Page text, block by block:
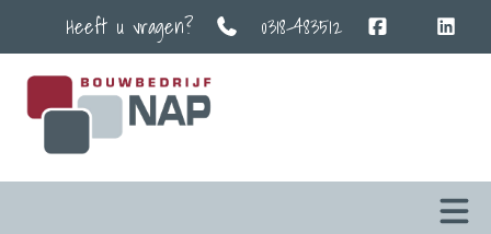
Heeft u vragen? 0318-483512